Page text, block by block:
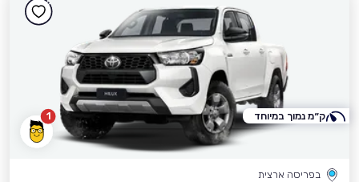
1
בפריסה ארצית
ק״מ נמוך במיוחד